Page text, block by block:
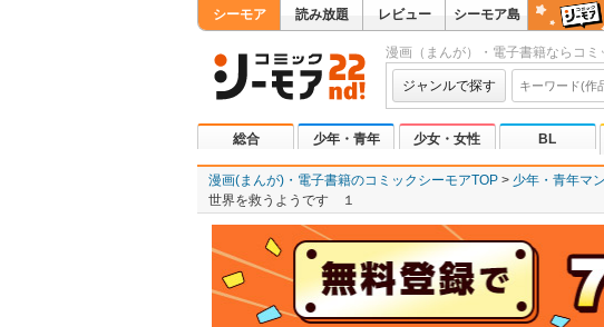
シーモア 読み放題 レビュー シーモア島
漫画（まんが）・電子書籍ならコミ
ジャンルで探す
総合 少年・青年 少女・女性 BL
漫画(まんが)・電子書籍のコミックシーモアTOP 少年・青年マ
世界を救うようです １